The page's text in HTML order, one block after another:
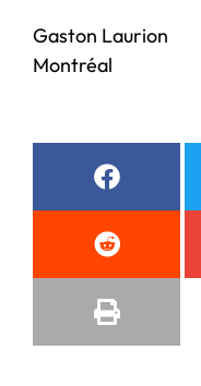
Gaston Laurion
Montréal